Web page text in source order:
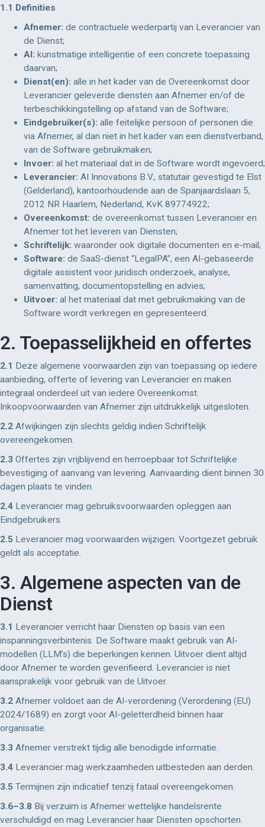
1.1 Definities
Afnemer: de contractuele wederpartij van Leverancier van
de Dienst;
AI: kunstmatige intelligentie of een concrete toepassing
daarvan;
Dienst(en): alle in het kader van de Overeenkomst door
Leverancier geleverde diensten aan Afnemer en/of de
terbeschikkingstelling op afstand van de Software;
Eindgebruiker(s): alle feitelijke persoon of personen die
via Afnemer, al dan niet in het kader van een dienstverband,
van de Software gebruikmaken;
Invoer: al het materiaal dat in de Software wordt ingevoerd;
Leverancier: AI Innovations B.V., statutair gevestigd te Elst
(Gelderland), kantoorhoudende aan de Spanjaardslaan 5,
2012 NR Haarlem, Nederland, KvK 89774922;
Overeenkomst: de overeenkomst tussen Leverancier en
Afnemer tot het leveren van Diensten;
Schriftelijk: waaronder ook digitale documenten en e-mail;
Software: de SaaS-dienst “LegalPA”, een AI-gebaseerde
digitale assistent voor juridisch onderzoek, analyse,
samenvatting, documentopstelling en advies;
Uitvoer: al het materiaal dat met gebruikmaking van de
Software wordt verkregen en gepresenteerd.
2. Toepasselijkheid en offertes
2.1 Deze algemene voorwaarden zijn van toepassing op iedere
aanbieding, offerte of levering van Leverancier en maken
integraal onderdeel uit van iedere Overeenkomst.
Inkoopvoorwaarden van Afnemer zijn uitdrukkelijk uitgesloten.
2.2 Afwijkingen zijn slechts geldig indien Schriftelijk
overeengekomen.
2.3 Offertes zijn vrijblijvend en herroepbaar tot Schriftelijke
bevestiging of aanvang van levering. Aanvaarding dient binnen 30
dagen plaats te vinden.
2.4 Leverancier mag gebruiksvoorwaarden opleggen aan
Eindgebruikers.
2.5 Leverancier mag voorwaarden wijzigen. Voortgezet gebruik
geldt als acceptatie.
3. Algemene aspecten van de
Dienst
3.1 Leverancier verricht haar Diensten op basis van een
inspanningsverbintenis. De Software maakt gebruik van AI-
modellen (LLM’s) die beperkingen kennen. Uitvoer dient altijd
door Afnemer te worden geverifieerd. Leverancier is niet
aansprakelijk voor gebruik van de Uitvoer.
3.2 Afnemer voldoet aan de AI-verordening (Verordening (EU)
2024/1689) en zorgt voor AI-geletterdheid binnen haar
organisatie.
3.3 Afnemer verstrekt tijdig alle benodigde informatie.
3.4 Leverancier mag werkzaamheden uitbesteden aan derden.
3.5 Termijnen zijn indicatief tenzij fataal overeengekomen.
3.6–3.8 Bij verzuim is Afnemer wettelijke handelsrente
verschuldigd en mag Leverancier haar Diensten opschorten.